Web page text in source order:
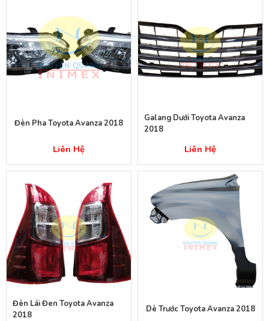
Đèn Pha Toyota Avanza 2018
Liên Hệ
Galang Dưới Toyota Avanza
2018
Liên Hệ
Đèn Lái Đen Toyota Avanza
2018
Dè Trước Toyota Avanza 2018